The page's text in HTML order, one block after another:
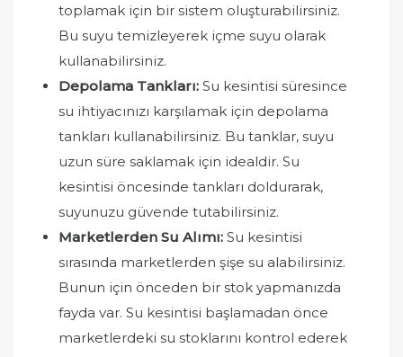
toplamak için bir sistem oluşturabilirsiniz.
Bu suyu temizleyerek içme suyu olarak
kullanabilirsiniz.
Depolama Tankları: Su kesintisi süresince
su ihtiyacınızı karşılamak için depolama
tankları kullanabilirsiniz. Bu tanklar, suyu
uzun süre saklamak için idealdir. Su
kesintisi öncesinde tankları doldurarak,
suyunuzu güvende tutabilirsiniz.
Marketlerden Su Alımı: Su kesintisi
sırasında marketlerden şişe su alabilirsiniz.
Bunun için önceden bir stok yapmanızda
fayda var. Su kesintisi başlamadan önce
marketlerdeki su stoklarını kontrol ederek